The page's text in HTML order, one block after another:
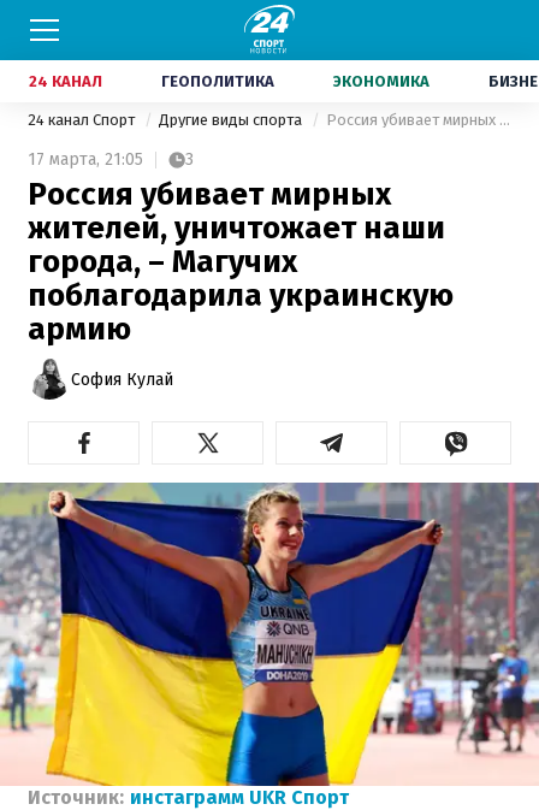
24 КАНАЛ ГЕОПОЛИТИКА ЭКОНОМИКА
24 канал Спорт Другие виды спорта Россия убивает мирных жителей, уничтожает наши города, – Магучих поблагодарила украинскую армию
17 марта, 21:05 3
Россия убивает мирных
жителей, уничтожает наши
города, – Магучих
поблагодарила украинскую
армию
София Кулай
Источник: инстаграмм UKR Спорт